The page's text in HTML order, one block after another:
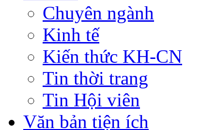
Chuyên ngành
Kinh tế
Kiến thức KH-CN
Tin thời trang
Tin Hội viên
Văn bản tiện ích